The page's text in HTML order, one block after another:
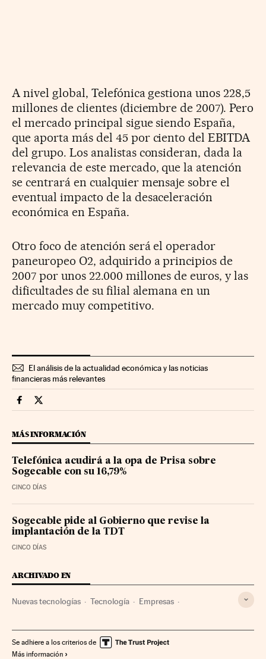
A nivel global, Telefónica gestiona unos 228,5
millones de clientes (diciembre de 2007). Pero
el mercado principal sigue siendo España,
que aporta más del 45 por ciento del EBITDA
del grupo. Los analistas consideran, dada la
relevancia de este mercado, que la atención
se centrará en cualquier mensaje sobre el
eventual impacto de la desaceleración
económica en España.
Otro foco de atención será el operador
paneuropeo O2, adquirido a principios de
2007 por unos 22.000 millones de euros, y las
dificultades de su filial alemana en un
mercado muy competitivo.
El análisis de la actualidad económica y las noticias
financieras más relevantes
Companias Cinco Días en Facebook
Companias Cinco Días en Twitter
MÁS INFORMACIÓN
Telefónica acudirá a la opa de Prisa sobre
Sogecable con su 16,79%
CINCO DÍAS
Sogecable pide al Gobierno que revise la
implantación de la TDT
CINCO DÍAS
ARCHIVADO EN
Nuevas tecnologías Tecnología Empresas
Comunicaciones
Se adhiere a los criterios de
Más información